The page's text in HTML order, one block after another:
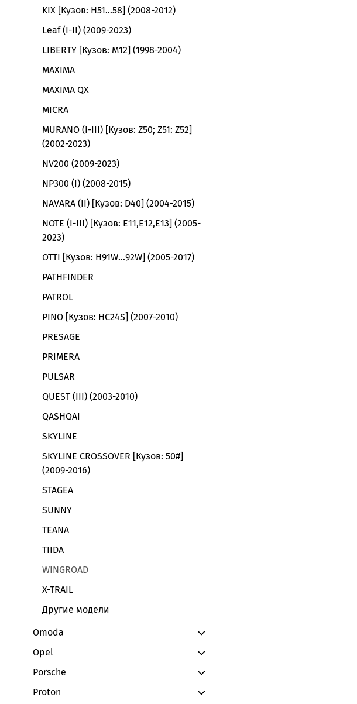
KIX [Кузов: H51…58] (2008-2012)
Leaf (I-II) (2009-2023)
LIBERTY [Кузов: M12] (1998-2004)
MAXIMA
MAXIMA QX
MICRA
MURANO (I-III) [Кузов: Z50; Z51: Z52]
(2002-2023)
NV200 (2009-2023)
NP300 (I) (2008-2015)
NAVARA (II) [Кузов: D40] (2004-2015)
NOTE (I-III) [Кузов: E11,E12,E13] (2005-
2023)
OTTI [Кузов: H91W…92W] (2005-2017)
PATHFINDER
PATROL
PINO [Кузов: HC24S] (2007-2010)
PRESAGE
PRIMERA
PULSAR
QUEST (III) (2003-2010)
QASHQAI
SKYLINE
SKYLINE CROSSOVER [Кузов: 50#]
(2009-2016)
STAGEA
SUNNY
TEANA
TIIDA
WINGROAD
X-TRAIL
Другие модели
Omoda
Opel
Porsche
Proton